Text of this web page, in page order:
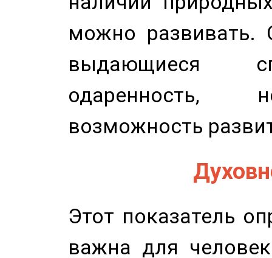
можно развивать.
выдающиеся
одаренность,
возможность
Этот показатель
важна для